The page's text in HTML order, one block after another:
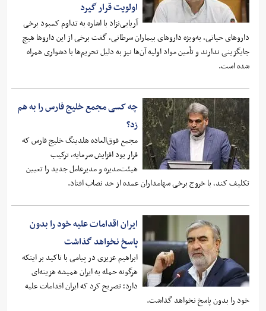
اولویت قرار گیرد
آریایی‌نژاد با اشاره به تداوم کمبود برخی
داروهای حیاتی، به‌ویژه داروهای بیماران سرطانی، گفت برخی از این داروها هیچ
جایگزینی ندارند و تأمین مواد اولیه آن‌ها نیز به دلیل تحریم‌ها با دشواری همراه
شده است.
چه کسی مجمع خلیج فارس را به هم
زد؟
مجمع فوق‌العاده هلدینگ خلیج فارس که
قرار بود افزایش سرمایه، ترکیب
هیئت‌مدیره و مدیرعامل جدید را تعیین
تکلیف کند، با خروج برخی سهامداران عمده از حد نصاب افتاد.
ایران اقدامات علیه خود را بدون
پاسخ نخواهد گذاشت
ابراهیم عزیزی در پیامی با تاکید بر اینکه
هرگونه حمله به ایران همیشه هزینه‌ای
دارد؛ تصریح کرد که ایران اقدامات علیه
خود را بدون پاسخ نخواهد گذاشت.